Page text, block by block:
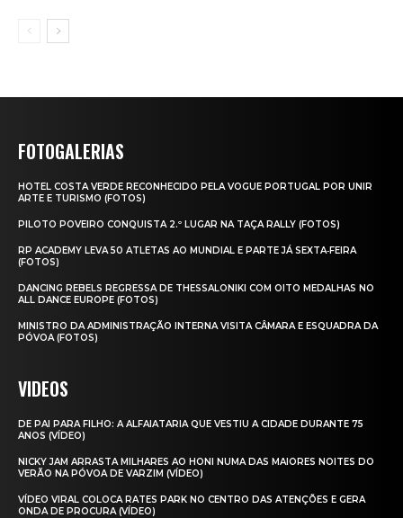
FOTOGALERIAS
HOTEL COSTA VERDE RECONHECIDO PELA VOGUE PORTUGAL POR UNIR
ARTE E TURISMO (FOTOS)
PILOTO POVEIRO CONQUISTA 2.º LUGAR NA TAÇA RALLY (FOTOS)
RP ACADEMY LEVA 50 ATLETAS AO MUNDIAL E PARTE JÁ SEXTA‑FEIRA
(FOTOS)
DANCING REBELS REGRESSA DE THESSALONIKI COM OITO MEDALHAS NO
ALL DANCE EUROPE (FOTOS)
MINISTRO DA ADMINISTRAÇÃO INTERNA VISITA CÂMARA E ESQUADRA DA
PÓVOA (FOTOS)
VIDEOS
DE PAI PARA FILHO: A ALFAIATARIA QUE VESTIU A CIDADE DURANTE 75
ANOS (VÍDEO)
NICKY JAM ARRASTA MILHARES AO HONI NUMA DAS MAIORES NOITES DO
VERÃO NA PÓVOA DE VARZIM (VÍDEO)
VÍDEO VIRAL COLOCA RATES PARK NO CENTRO DAS ATENÇÕES E GERA
ONDA DE PROCURA (VÍDEO)